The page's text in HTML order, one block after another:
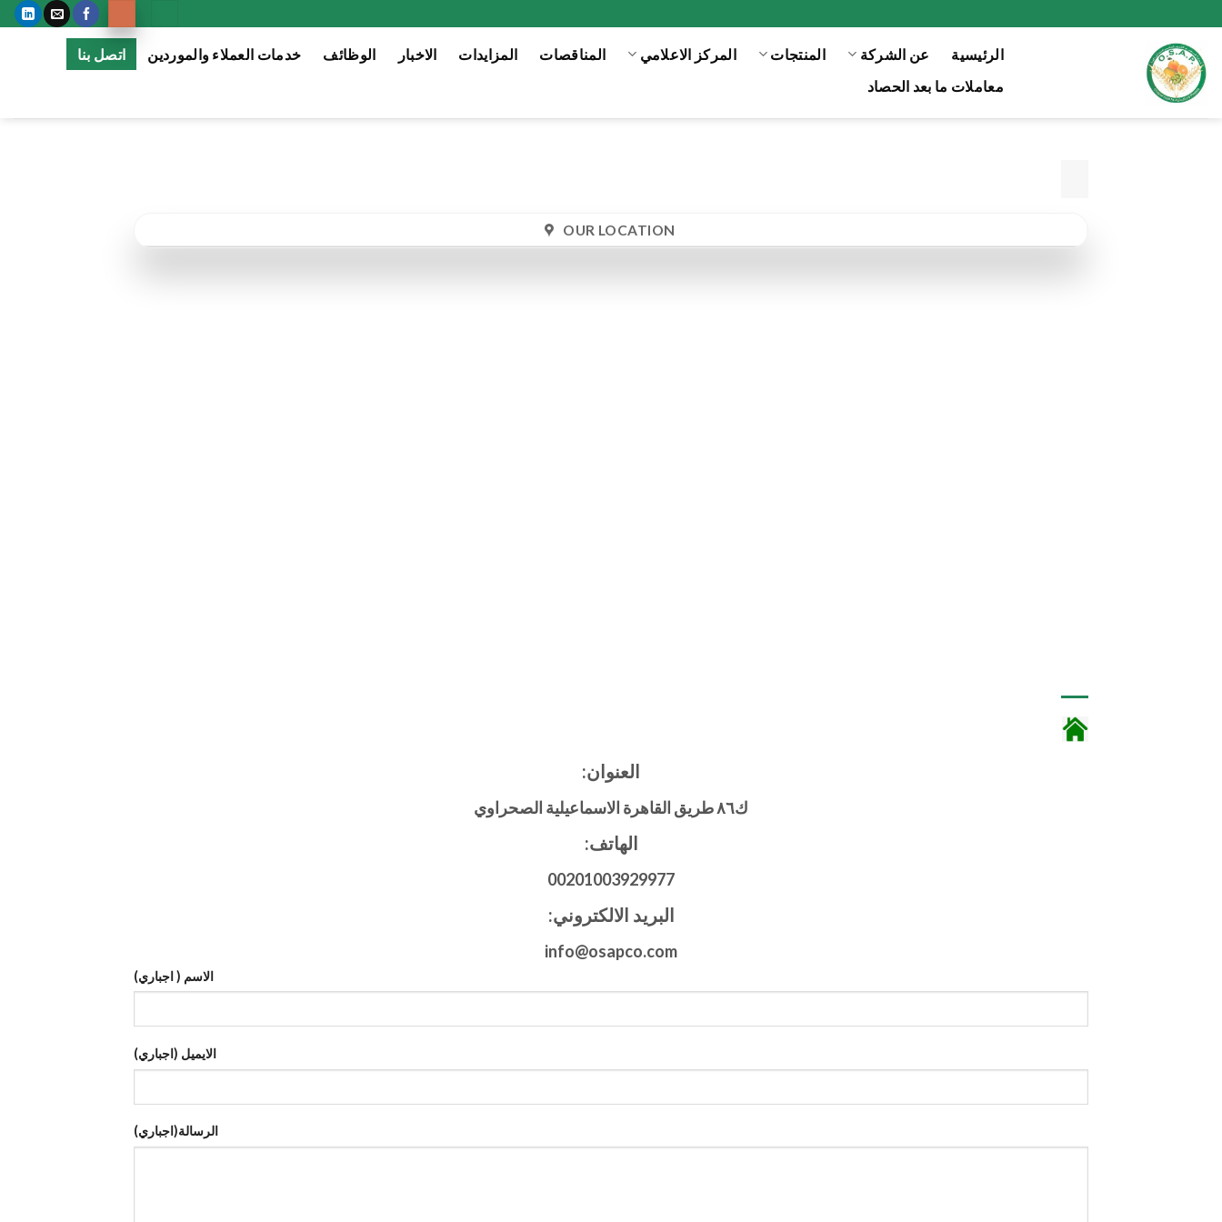
to
content
الرئيسية عن الشركة المنتجات المركز الاعلامي المناقصات المزايدات الاخبار الوظائف خدمات العملاء والموردين
اتصل بنا
معاملات ما بعد الحصاد
OUR LOCATION
العنوان:
ك٨٦ طريق القاهرة الاسماعيلية الصحراوي
الهاتف:
00201003929977
البريد الالكتروني:
info@osapco.com
الاسم ( اجباري)
الايميل (اجباري)
الرسالة(اجباري)